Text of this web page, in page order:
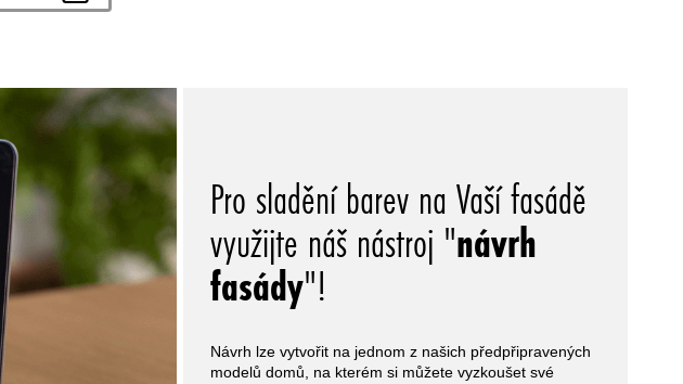
Pro sladění barev na Vaší fasádě
využijte náš nástroj "návrh
fasády"!
Návrh lze vytvořit na jednom z našich předpřipravených
modelů domů, na kterém si můžete vyzkoušet své